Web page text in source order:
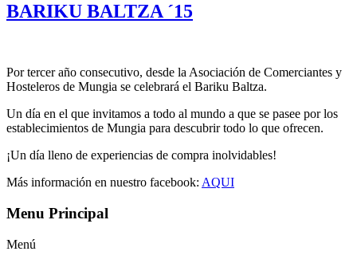
BARIKU BALTZA ´15
Por tercer año consecutivo, desde la Asociación de Comerciantes y
Hosteleros de Mungia se celebrará el Bariku Baltza.
Un día en el que invitamos a todo al mundo a que se pasee por los
establecimientos de Mungia para descubrir todo lo que ofrecen.
¡Un día lleno de experiencias de compra inolvidables!
Más información en nuestro facebook: AQUI
Menu Principal
Menú